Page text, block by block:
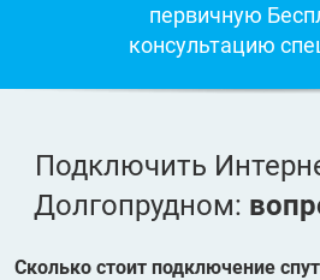
первичную
консультацию
Подключить
Долгопрудном:
Сколько стоит подключение